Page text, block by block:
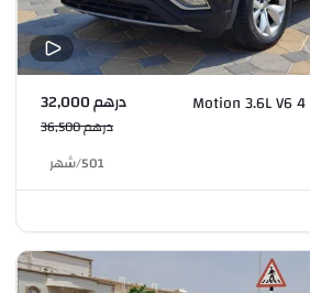
درهم 32,000
درهم 36,500
501
/شهر